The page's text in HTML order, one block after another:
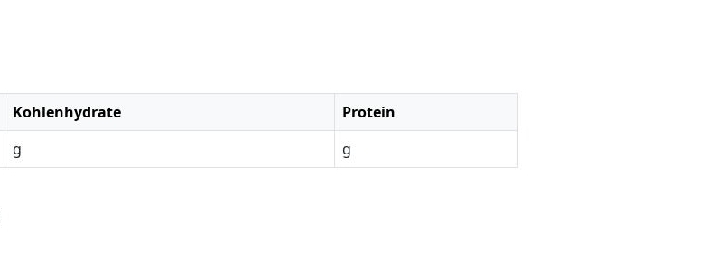
Kohlenhydrate
Protein
g g